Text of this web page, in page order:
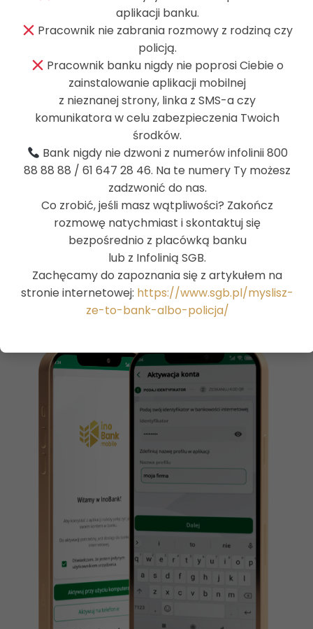
Bezpieczna
bankowość mobilna
W InoBank słuchamy naszych Klientów,
dlatego wychodząc naprzeciw Państwa
oczekiwaniom pozwalamy na korzystanie z
dwóch różnych aplikacji mobilnych.
Zobacz aplikację
aplikacji banku.
Pracownik nie zabrania rozmowy z rodziną czy
policją.
Pracownik banku nigdy nie poprosi Ciebie o
zainstalowanie aplikacji mobilnej
z nieznanej strony, linka z SMS-a czy
komunikatora w celu zabezpieczenia Twoich
środków.
Bank nigdy nie dzwoni z numerów infolinii 800
88 88 88 / 61 647 28 46. Na te numery Ty możesz
zadzwonić do nas.
Co zrobić, jeśli masz wątpliwości? Zakończ
rozmowę natychmiast i skontaktuj się
bezpośrednio z placówką banku
lub z Infolinią SGB.
Zachęcamy do zapoznania się z artykułem na
stronie internetowej: https://www.sgb.pl/myslisz-
ze-to-bank-albo-policja/